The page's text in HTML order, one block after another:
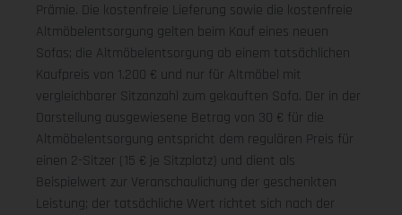
Prämie. Die kostenfreie Lieferung sowie die kostenfreie
Altmöbelentsorgung gelten beim Kauf eines neuen
Sofas; die Altmöbelentsorgung ab einem tatsächlichen
Kaufpreis von 1.200 € und nur für Altmöbel mit
vergleichbarer Sitzanzahl zum gekauften Sofa. Der in der
Darstellung ausgewiesene Betrag von 30 € für die
Altmöbelentsorgung entspricht dem regulären Preis für
einen 2-Sitzer (15 € je Sitzplatz) und dient als
Beispielwert zur Veranschaulichung der geschenkten
Leistung; der tatsächliche Wert richtet sich nach der